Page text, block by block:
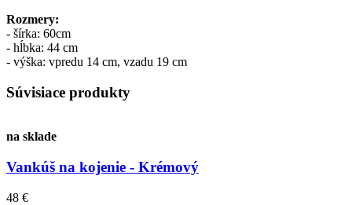
Rozmery:
- šírka: 60cm
- hĺbka: 44 cm
- výška: vpredu 14 cm, vzadu 19 cm
Súvisiace produkty
na sklade
Vankúš na kojenie - Krémový
48 €